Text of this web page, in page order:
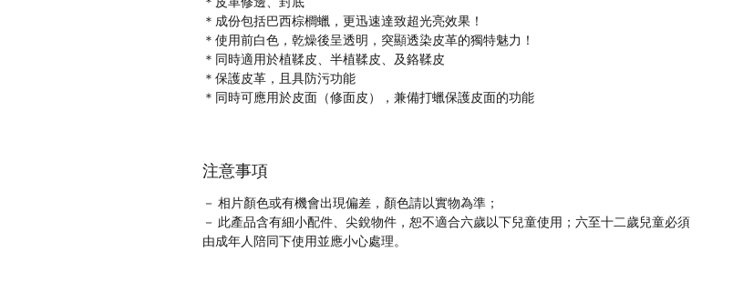
＊皮革修邊、封底
＊成份包括巴西棕櫚蠟，更迅速達致超光亮效果！
＊使用前白色，乾燥後呈透明，突顯透染皮革的獨特魅力！
＊同時適用於植鞣皮、半植鞣皮、及鉻鞣皮
＊保護皮革，且具防污功能
＊同時可應用於皮面（修面皮），兼備打蠟保護皮面的功能
注意事項
－ 相片顏色或有機會出現偏差，顏色請以實物為準；
－ 此產品含有細小配件、尖銳物件，恕不適合六歲以下兒童使用；六至十二歲兒童必須
由成年人陪同下使用並應小心處理。